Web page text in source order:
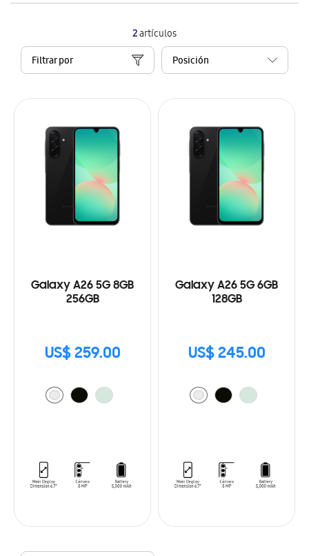
2artículos
Filtrar por
Galaxy A26 5G 8GB
256GB
US$ 259.00
Galaxy A26 5G 6GB
128GB
US$ 245.00